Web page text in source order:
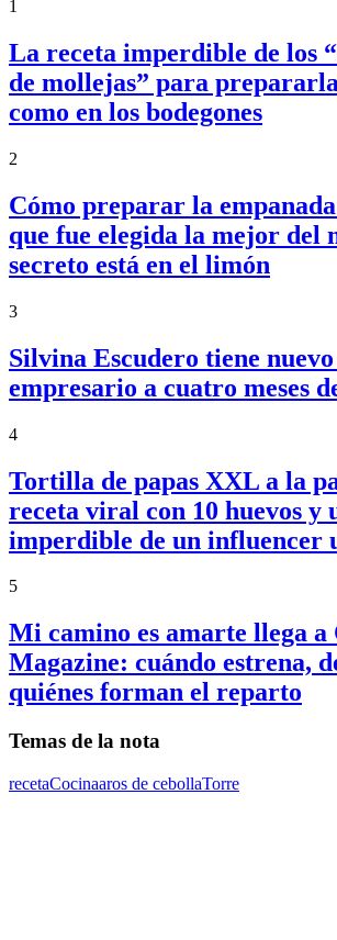
1
La receta imperdible de los
de mollejas” para
como en los bodegones
2
Cómo preparar la
que fue elegida la mejor del
secreto está en el limón
3
Silvina Escudero tiene
empresario a cuatro meses
4
Tortilla de papas XXL a la
receta viral con 10 huevos y
imperdible de un influencer
5
Mi camino es amarte llega a
Magazine: cuándo estrena,
quiénes forman el reparto
Temas de la nota
recetaCocinaaros de cebollaTorre